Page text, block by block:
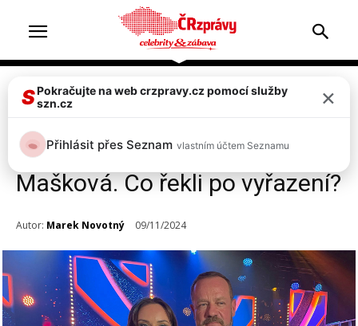
Celebrity Televize & zábava Top 2
Ze StarDance 2024 vypadli
herec Filip Blažek a Adriana
Mašková. Co řekli po vyřazení?
Autor: Marek Novotný 09/11/2024
SPokračujte na web crzpravy.cz pomocí služby
szn.cz
×
Přihlásit přes Seznam vlastním účtem Seznamu